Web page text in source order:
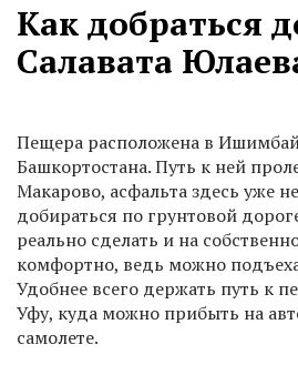
Как добраться
Салавата
Пещера расположена в
Башкортостана. Путь к ней
Макарово, асфальта здесь уже
добираться по грунтовой
реально сделать и на
комфортно, ведь можно
Удобнее всего держать путь к
Уфу, куда можно прибыть на
самолете.